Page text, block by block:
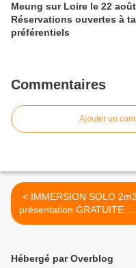
Meung sur Loire le 22
Réservations ouvertes à
préférentiels
Commentaires
Ajouter un
< IMMERSION SOLO 2m3
présentation GRATUITE Cie
éponyme 29 janvier CCN
Hébergé par Overblog